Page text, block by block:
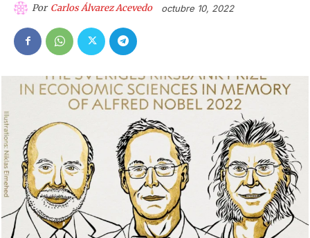
Por Carlos Álvarez Acevedo octubre 10, 2022